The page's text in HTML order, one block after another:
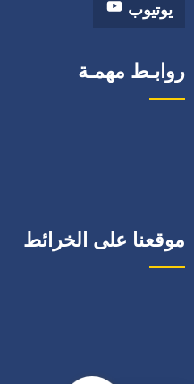
يوتيوب
روابـط مهمـة
موقعنا على الخرائط